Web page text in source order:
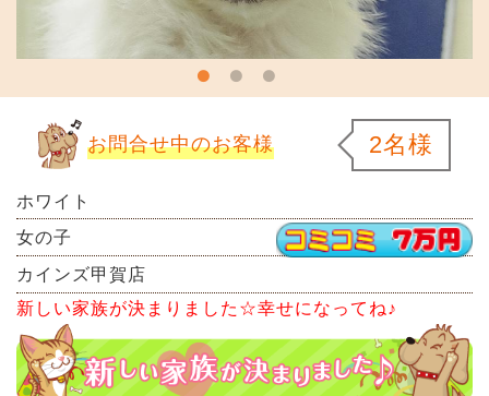
お問合せ中のお客様 2名様
ホワイト
女の子
カインズ甲賀店
新しい家族が決まりました☆幸せになってね♪